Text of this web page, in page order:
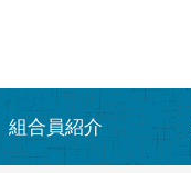
組合員紹介